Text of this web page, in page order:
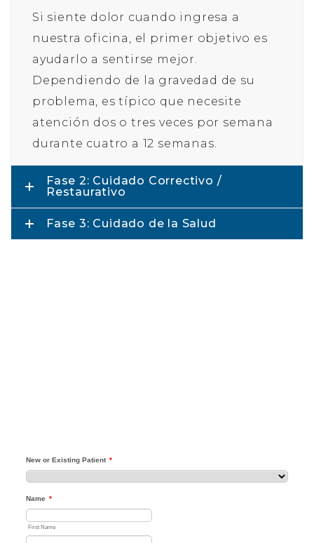
Si siente dolor cuando ingresa a
nuestra oficina, el primer objetivo es
ayudarlo a sentirse mejor.
Dependiendo de la gravedad de su
problema, es típico que necesite
atención dos o tres veces por semana
durante cuatro a 12 semanas.
Fase 2: Cuidado Correctivo /
Restaurativo
Fase 3: Cuidado de la Salud